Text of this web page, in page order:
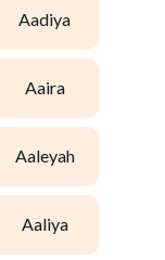
aadiya
aaira
aaleyah
aaliya